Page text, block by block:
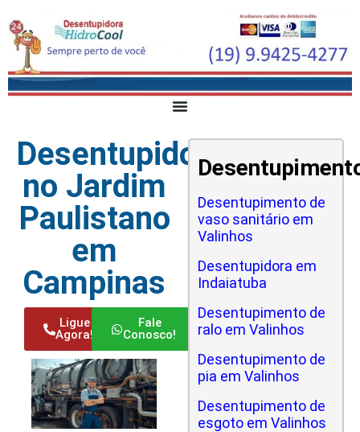
Desentupidora
no Jardim
Paulistano
em
Campinas
Ligue
Agora!
Fale
Conosco!
Desentupimento de
vaso sanitário em
Valinhos
Desentupidora em
Indaiatuba
Desentupimento de
ralo em Valinhos
Desentupimento de
pia em Valinhos
Desentupimento de
esgoto em Valinhos